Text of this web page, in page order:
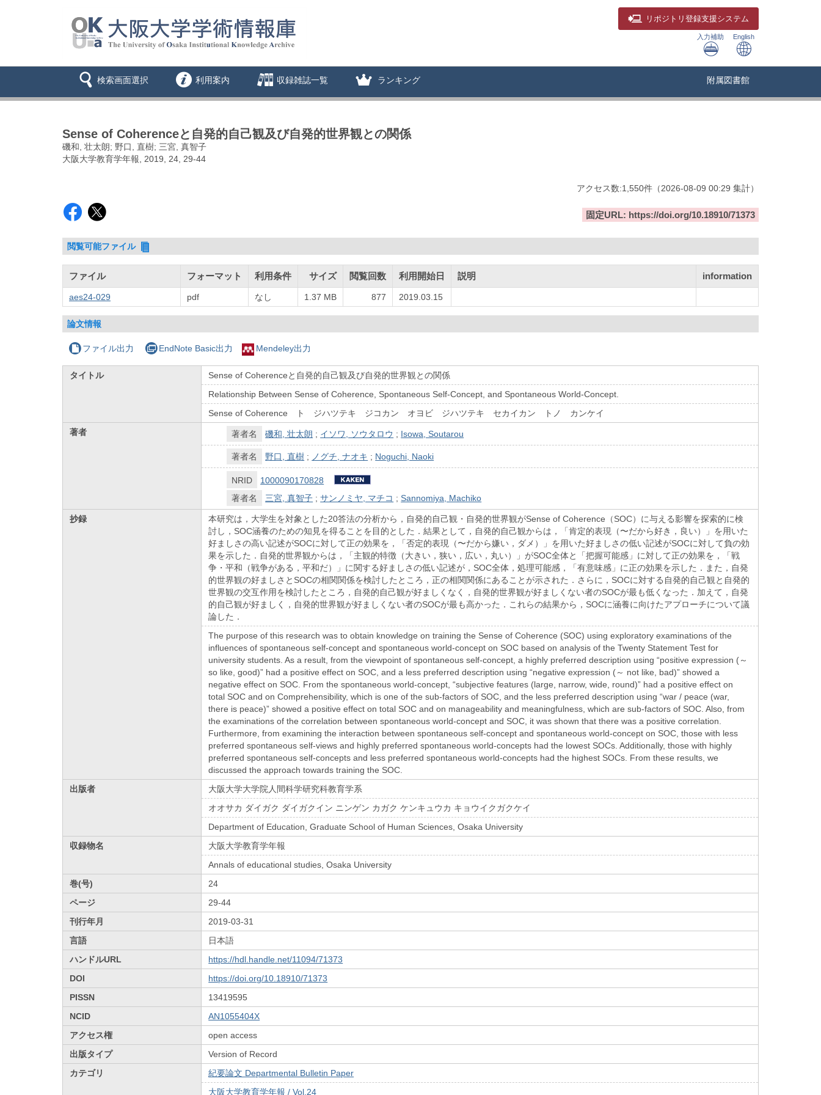
リポジトリ 登録支援システム
入力補助 English
検索画面選択 利用案内 収録雑誌一覧 ランキング 附属図書館
Sense of Coherenceと自発的自己観及び自発的世界観との関係
磯和, 壮太朗; 野口, 直樹; 三宮, 真智子
大阪大学教育学年報, 2019, 24, 29-44
アクセス数:1,550件 （2026-08-09 00:29 集計）
固定URL: https://doi.org/10.18910/71373
閲覧可能ファイル
ファイル フォーマット 利用条件 サイズ 閲覧回数 利用開始日 説明 information
aes24-029 pdf なし 1.37 MB 877 2019.03.15
論文情報
ファイル出力 EndNote Basic出力 Mendeley出力
タイトル
Sense of Coherenceと自発的自己観及び自発的世界観との関係
Relationship Between Sense of Coherence, Spontaneous Self-Concept, and Spontaneous World-Concept.
Sense of Coherence ト ジハツテキ ジコカン オヨビ ジハツテキ セカイカン トノ カンケイ
著者
著者名 磯和, 壮太朗 ; イソワ, ソウタロウ ; Isowa, Soutarou
著者名 野口, 直樹 ; ノグチ, ナオキ ; Noguchi, Naoki
NRID
1000090170828
著者名
三宮, 真智子 ;サンノミヤ, マチコ ;Sannomiya, Machiko
抄録
本研究は，大学生を対象とした20答法の分析から，自発的自己観・自発的世界観がSense of Coherence（SOC）に与える影響を探索的に検
討し，SOC涵養のための知見を得ることを目的とした．結果として，自発的自己観からは，「肯定的表現（〜だから好き，良い）」を用いた
好ましさの高い記述がSOCに対して正の効果を，「否定的表現（〜だから嫌い，ダメ）」を用いた好ましさの低い記述がSOCに対して負の効
果を示した．自発的世界観からは，「主観的特徴（大きい，狭い，広い，丸い）」がSOC全体と「把握可能感」に対して正の効果を，「戦
争・平和（戦争がある，平和だ）」に関する好ましさの低い記述が，SOC全体，処理可能感，「有意味感」に正の効果を示した．また，自発
的世界観の好ましさとSOCの相関関係を検討したところ，正の相関関係にあることが示された．さらに，SOCに対する自発的自己観と自発的
世界観の交互作用を検討したところ，自発的自己観が好ましくなく，自発的世界観が好ましくない者のSOCが最も低くなった．加えて，自発
的自己観が好ましく，自発的世界観が好ましくない者のSOCが最も高かった．これらの結果から，SOCに涵養に向けたアプローチについて議
論した．
The purpose of this research was to obtain knowledge on training the Sense of Coherence (SOC) using exploratory examinations of the
influences of spontaneous self-concept and spontaneous world-concept on SOC based on analysis of the Twenty Statement Test for
university students. As a result, from the viewpoint of spontaneous self-concept, a highly preferred description using “positive expression (～
so like, good)” had a positive effect on SOC, and a less preferred description using “negative expression (～ not like, bad)” showed a
negative effect on SOC. From the spontaneous world-concept, “subjective features (large, narrow, wide, round)” had a positive effect on
total SOC and on Comprehensibility, which is one of the sub-factors of SOC, and the less preferred description using “war / peace (war,
there is peace)” showed a positive effect on total SOC and on manageability and meaningfulness, which are sub-factors of SOC. Also, from
the examinations of the correlation between spontaneous world-concept and SOC, it was shown that there was a positive correlation.
Furthermore, from examining the interaction between spontaneous self-concept and spontaneous world-concept on SOC, those with less
preferred spontaneous self-views and highly preferred spontaneous world-concepts had the lowest SOCs. Additionally, those with highly
preferred spontaneous self-concepts and less preferred spontaneous world-concepts had the highest SOCs. From these results, we
discussed the approach towards training the SOC.
出版者
大阪大学大学院人間科学研究科教育学系
オオサカ ダイガク ダイガクイン ニンゲン カガク ケンキュウカ キョウイクガクケイ
Department of Education, Graduate School of Human Sciences, Osaka University
収録物名
大阪大学教育学年報
Annals of educational studies, Osaka University
巻(号)
24
ページ
29-44
刊行年月
2019-03-31
言語
日本語
ハンドルURL
https://hdl.handle.net/11094/71373
DOI
https://doi.org/10.18910/71373
PISSN
13419595
NCID
AN1055404X
アクセス権
open access
出版タイプ
Version of Record
カテゴリ
紀要論文 Departmental Bulletin Paper
大阪大学教育学年報 / Vol.24